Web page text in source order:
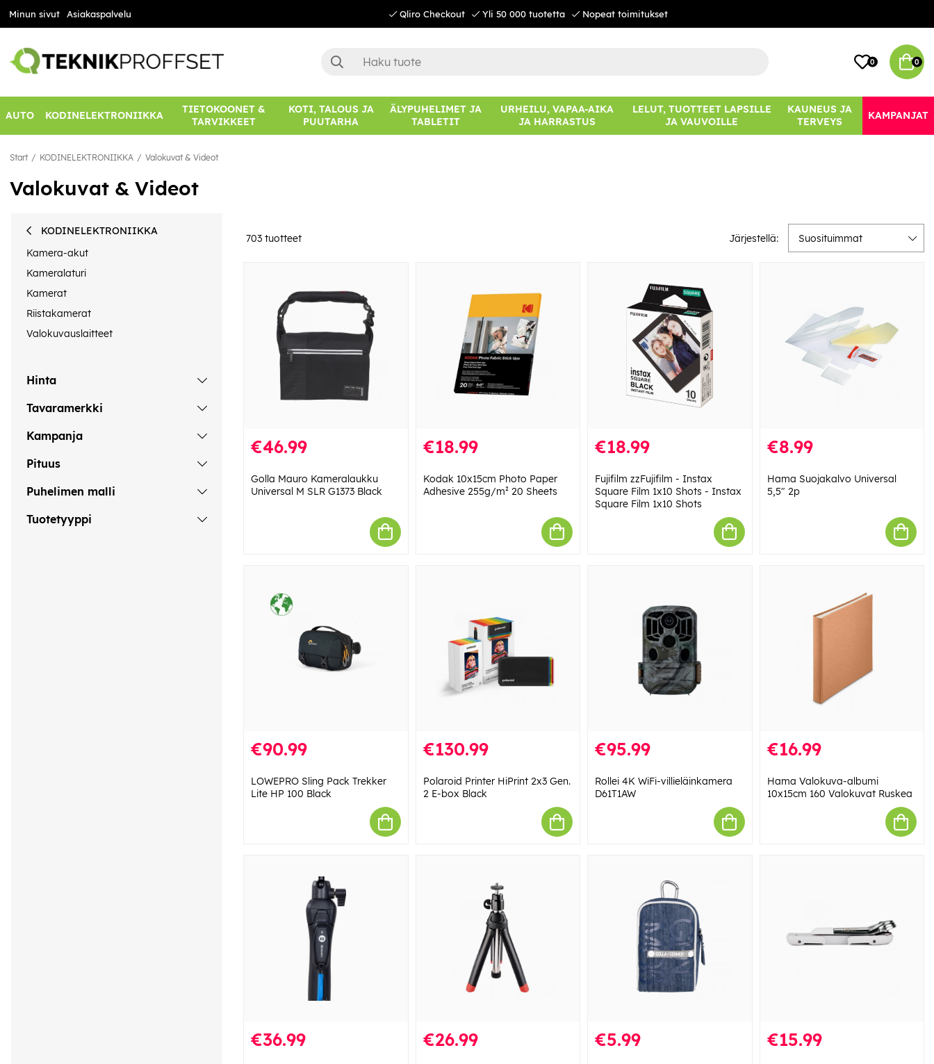
Minun sivut Asiakaspalvelu Qliro Checkout Yli 50 000 tuotetta Nopeat toimitukset
0 0
AUTO KODINELEKTRONIIKKA
TIETOKOONET &
TARVIKKEET
KOTI, TALOUS JA
PUUTARHA
ÄLYPUHELIMET JA
TABLETIT
URHEILU, VAPAA-AIKA
JA HARRASTUS
LELUT, TUOTTEET LAPSILLE
JA VAUVOILLE
KAUNEUS JA
TERVEYS
KAMPANJAT
Start KODINELEKTRONIIKKA Valokuvat & Videot
Valokuvat & Videot
KODINELEKTRONIIKKA
Kamera-akut
Kameralaturi
Kamerat
Riistakamerat
Valokuvauslaitteet
Hinta
Tavaramerkki
Kampanja
Pituus
Puhelimen malli
Tuotetyyppi
703 tuotteet Järjestellä: Suosituimmat
€46.99
Golla Mauro Kameralaukku
Universal M SLR G1373 Black
€18.99
Kodak 10x15cm Photo Paper
Adhesive 255g/m² 20 Sheets
€18.99
Fujifilm zzFujifilm - Instax
Square Film 1x10 Shots - Instax
Square Film 1x10 Shots
€8.99
Hama Suojakalvo Universal
5,5" 2p
€90.99
LOWEPRO Sling Pack Trekker
Lite HP 100 Black
€130.99
Polaroid Printer HiPrint 2x3 Gen.
2 E-box Black
€95.99
Rollei 4K WiFi-villieläinkamera
D61T1AW
€16.99
Hama Valokuva-albumi
10x15cm 160 Valokuvat Ruskea
€36.99 €26.99 €5.99 €15.99